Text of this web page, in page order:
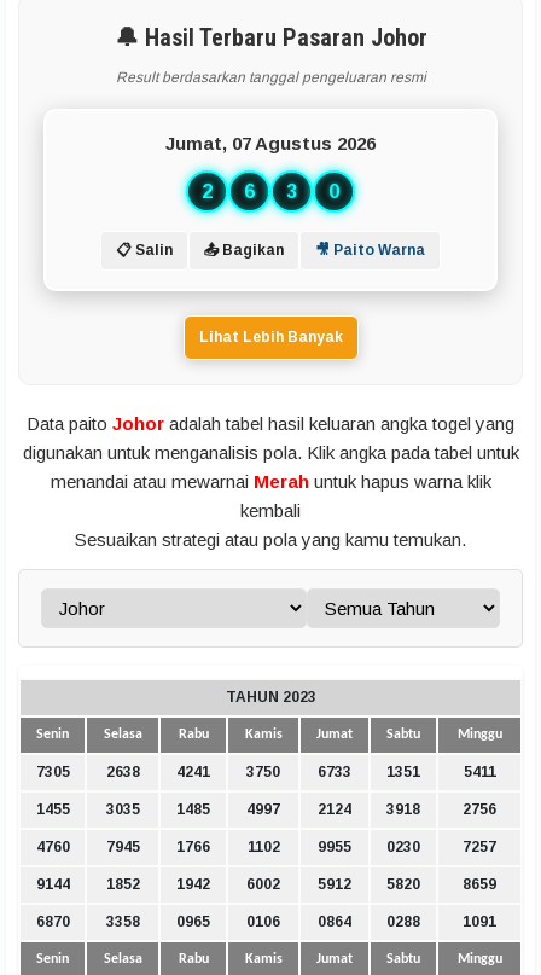
🔔 Hasil Terbaru Pasaran Johor
Result berdasarkan tanggal pengeluaran resmi
Jumat, 07 Agustus 2026
2 6 3 0
📋 Salin 📤 Bagikan 🎥 Paito Warna
Lihat Lebih Banyak
Data paito Johor adalah tabel hasil keluaran angka togel yang
digunakan untuk menganalisis pola. Klik angka pada tabel untuk
menandai atau mewarnai Merahuntuk hapus warna klik
kembali
Sesuaikan strategi atau pola yang kamu temukan.
TAHUN 2023
Senin Selasa Rabu Kamis Jumat Sabtu Minggu
7305 2638 4241 3750 6733 1351 5411
1455 3035 1485 4997 2124 3918 2756
4760 7945 1766 1102 9955 0230 7257
9144 1852 1942 6002 5912 5820 8659
6870 3358 0965 0106 0864 0288 1091
Senin Selasa Rabu Kamis Jumat Sabtu Minggu